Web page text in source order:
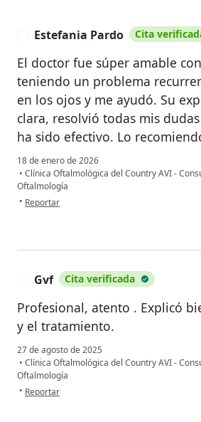
Estefania Pardo Cita
El doctor fue súper amable
teniendo un problema
en los ojos y me ayudó. Su
clara, resolvió todas mis
ha sido efectivo. Lo
18 de enero de 2026
• Clínica Oftalmológica del Country AVI -
Oftalmología
• en opinión del usuario Estefania Pardo
Reportar
Gvf Cita verificada
Profesional, atento . Explicó
y el tratamiento.
27 de agosto de 2025
• Clínica Oftalmológica del Country AVI -
Oftalmología
• en opinión del usuario Gvf
Reportar